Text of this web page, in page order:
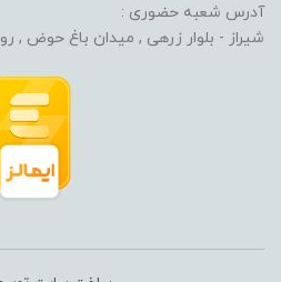
آدرس شعبه حضوری :
شیراز - بلوار زرهی , میدان باغ حوض , رو